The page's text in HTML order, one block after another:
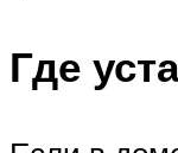
Где